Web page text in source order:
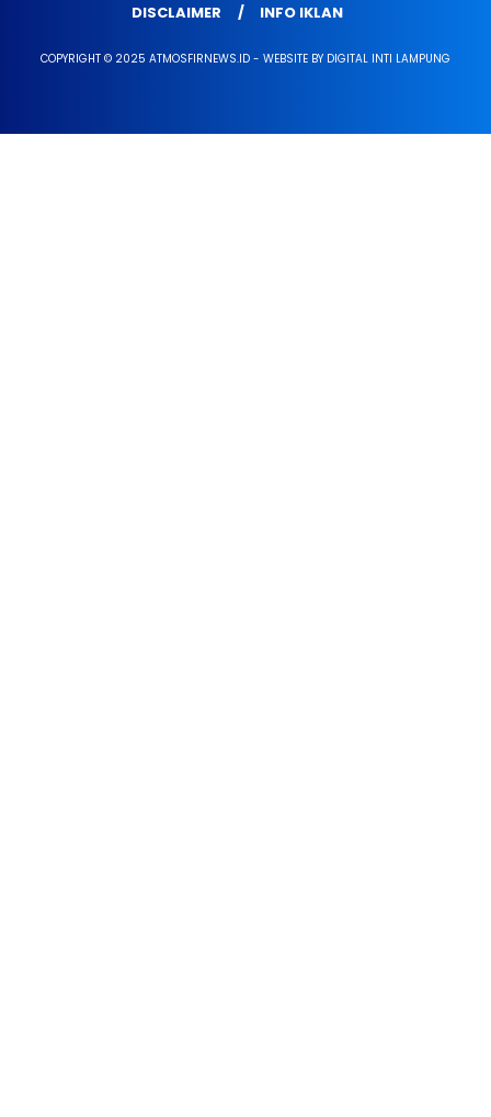
DISCLAIMER
INFO IKLAN
COPYRIGHT © 2025 ATMOSFIRNEWS.ID - WEBSITE BY DIGITAL INTI LAMPUNG